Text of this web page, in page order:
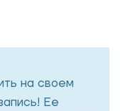
на своем
Ее